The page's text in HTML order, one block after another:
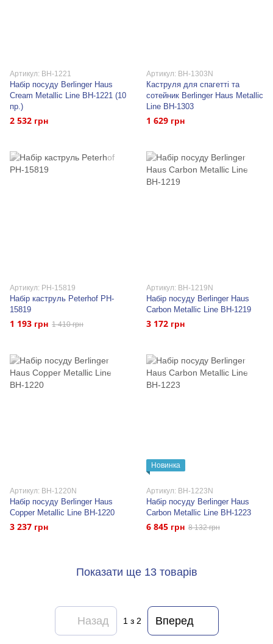
Артикул: BH-1221
Набір посуду Berlinger Haus
Cream Metallic Line BH-1221 (10
пр.)
2 532 грн
Артикул: BH-1303N
Каструля для спагетті та
сотейник Berlinger Haus Metallic
Line BH-1303
1 629 грн
Артикул: PH-15819
Набір каструль Peterhof PH-
15819
1 193 грн 1 410 грн
Артикул: BH-1219N
Набір посуду Berlinger Haus
Carbon Metallic Line BH-1219
3 172 грн
Артикул: BH-1220N
Набір посуду Berlinger Haus
Copper Metallic Line BH-1220
3 237 грн
Новинка
Артикул: BH-1223N
Набір посуду Berlinger Haus
Carbon Metallic Line BH-1223
6 845 грн 8 132 грн
Показати ще 13 товарів
Назад 1 з 2 Вперед